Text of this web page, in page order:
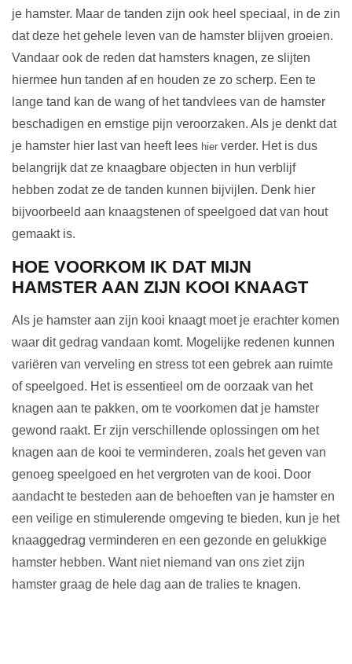
je hamster. Maar de tanden zijn ook heel speciaal, in de zin
dat deze het gehele leven van de hamster blijven groeien.
Vandaar ook de reden dat hamsters knagen, ze slijten
hiermee hun tanden af en houden ze zo scherp. Een te
lange tand kan de wang of het tandvlees van de hamster
beschadigen en ernstige pijn veroorzaken. Als je denkt dat
je hamster hier last van heeft lees hier verder. Het is dus
belangrijk dat ze knaagbare objecten in hun verblijf
hebben zodat ze de tanden kunnen bijvijlen. Denk hier
bijvoorbeeld aan knaagstenen of speelgoed dat van hout
gemaakt is.
HOE VOORKOM IK DAT MIJN
HAMSTER AAN ZIJN KOOI KNAAGT
Als je hamster aan zijn kooi knaagt moet je erachter komen
waar dit gedrag vandaan komt. Mogelijke redenen kunnen
variëren van verveling en stress tot een gebrek aan ruimte
of speelgoed. Het is essentieel om de oorzaak van het
knagen aan te pakken, om te voorkomen dat je hamster
gewond raakt. Er zijn verschillende oplossingen om het
knagen aan de kooi te verminderen, zoals het geven van
genoeg speelgoed en het vergroten van de kooi. Door
aandacht te besteden aan de behoeften van je hamster en
een veilige en stimulerende omgeving te bieden, kun je het
knaaggedrag verminderen en een gezonde en gelukkige
hamster hebben. Want niet niemand van ons ziet zijn
hamster graag de hele dag aan de tralies te knagen.